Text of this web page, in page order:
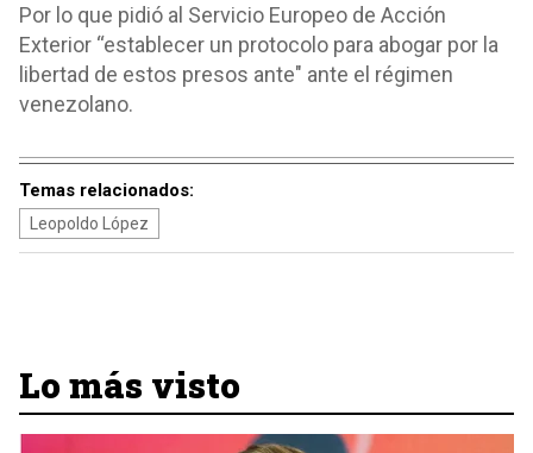
Por lo que pidió al Servicio Europeo de Acción
Exterior “establecer un protocolo para abogar por la
libertad de estos presos ante" ante el régimen
venezolano.
Temas relacionados:
Leopoldo López
Lo más visto